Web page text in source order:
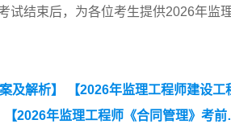
试结束后，为各位考生提供2026年监
及解析】
【2026年监理工程师建设工
【2026年监理工程师《合同管理》考前